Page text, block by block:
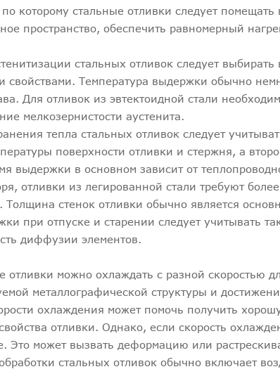
которому стальные отливки следует помещать
пространство, обеспечить равномерный
стальных отливок следует выбирать
свойствами. Температура выдержки обычно
Для отливок из эвтектоидной стали
мелкозернистости аустенита.
тепла стальных отливок следует
поверхности отливки и стержня, а
выдержки в основном зависит от
отливки из легированной стали требуют
Толщина стенок отливки обычно является
при отпуске и старении следует учитывать
диффузии элементов.
отливки можно охлаждать с разной скоростью
металлографической структуры и
охлаждения может помочь получить
отливки. Однако, если скорость
Это может вызвать деформацию или
стальных отливок обычно включает